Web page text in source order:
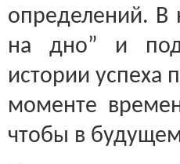
определений. В
на дно” и
истории успеха
моменте
чтобы в